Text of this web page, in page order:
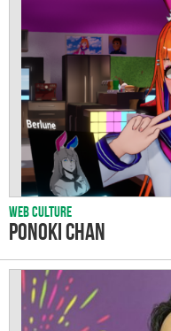
Web culture
Ponoki Chan